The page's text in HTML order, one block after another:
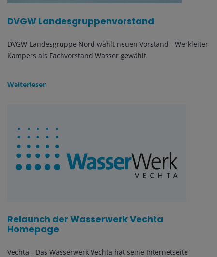
DVGW Landesgruppenvorstand
DVGW-Landesgruppe Nord wählt neuen Vorstand - Werkleiter
Kampers als Fachvorstand Wasser gewählt
Weiterlesen
Relaunch der Wasserwerk Vechta
Homepage
Vechta - Das Wasserwerk Vechta hat seine Internetseite